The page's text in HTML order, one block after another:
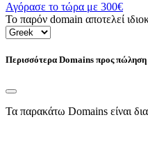
Αγόρασε το τώρα με 300€
Το παρόν domain αποτελεί
Περισσότερα Domains προς πώληση
Τα παρακάτω Domains είναι